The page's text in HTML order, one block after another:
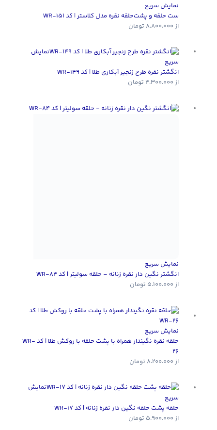
نمایش سریع
ست حلقه و پشت‌حلقه نقره مدل کلاستر | کد WR-151
از 8.800.000 تومان
نمایش
سریع
انگشتر نقره طرح زنجیر آبکاری طلا | کد WR-149
از 4.300.000 تومان
نمایش سریع
انگشتر نگین دار نقره زنانه – حلقه سولیتر | کد WR-84
از 5.100.000 تومان
نمایش سریع
حلقه نقره نگیندار همراه با پشت حلقه با روکش طلا | کد WR-
26
از 8.200.000 تومان
نمایش
سریع
حلقه پشت حلقه نگین دار نقره زنانه | کد WR-17
از 5.900.000 تومان